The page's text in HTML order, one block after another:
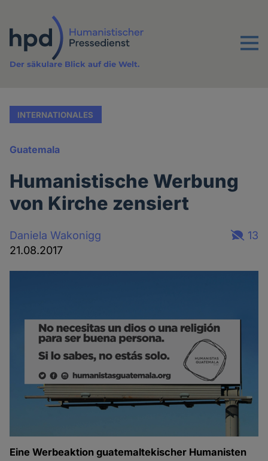
Inhalt
Menu
Der säkulare Blick auf die Welt.
INTERNATIONALES
Guatemala
Humanistische Werbung
von Kirche zensiert
Daniela Wakonigg
21.08.2017
13
Eine Werbeaktion guatemaltekischer Humanisten